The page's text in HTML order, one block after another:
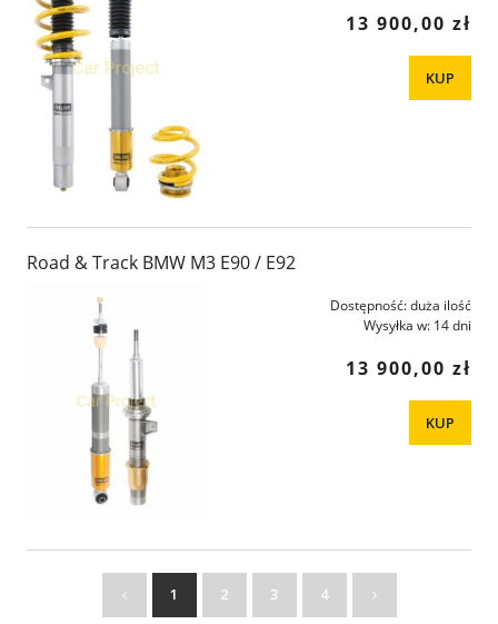
13 900,00 zł
KUP
Road & Track BMW M3 E90 / E92
Dostępność:duża ilość
Wysyłka w: 14 dni
13 900,00 zł
KUP
1 2 3 4